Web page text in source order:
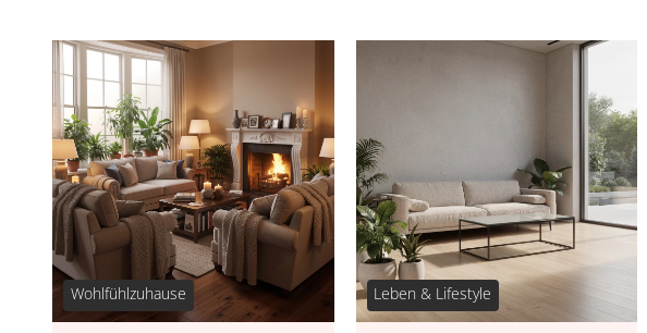
Wohlfühlzuhause Leben & Lifestyle